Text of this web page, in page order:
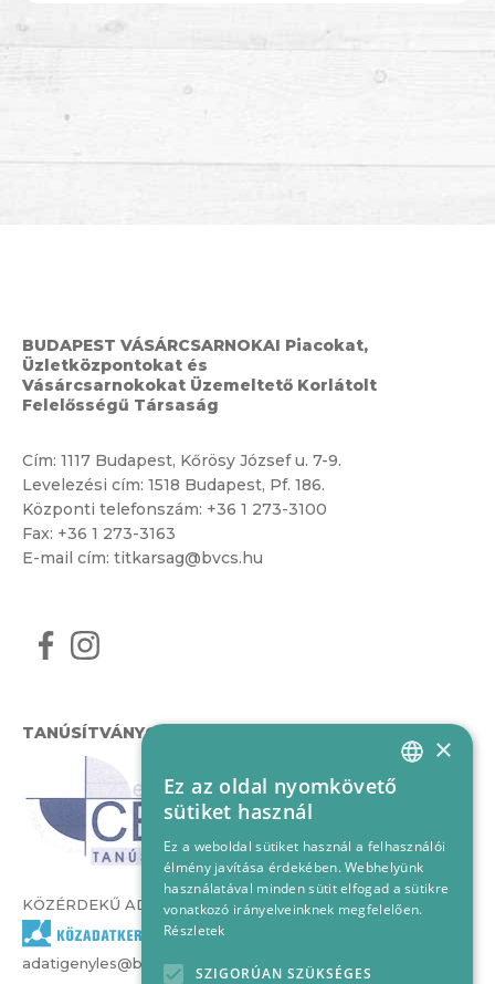
BUDAPEST VÁSÁRCSARNOKAI Piacokat,
Üzletközpontokat és
Vásárcsarnokokat Üzemeltető Korlátolt
Felelősségű Társaság
Cím: 1117 Budapest, Kőrösy József u. 7-9.
Levelezési cím: 1518 Budapest, Pf. 186.
Központi telefonszám: +36 1 273-3100
Fax: +36 1 273-3163
E-mail cím: titkarsag@bvcs.hu
TANÚSÍTVÁNYOK
KÖZÉRDEKŰ ADATOK
adatigenyles@bvcs.hu
HUNGARIAN
×
Ez az oldal nyomkövető
sütiket használ
Ez a weboldal sütiket használ a felhasználói
élmény javítása érdekében. Webhelyünk
használatával minden sütit elfogad a sütikre
vonatkozó irányelveinknek megfelelően.
Részletek
SZIGORÚAN SZÜKSÉGES